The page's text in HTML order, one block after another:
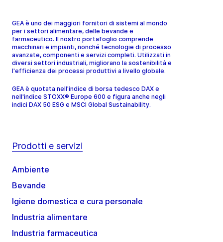
GEA è uno dei maggiori fornitori di sistemi al mondo
per i settori alimentare, delle bevande e
farmaceutico. Il nostro portafoglio comprende
macchinari e impianti, nonché tecnologie di processo
avanzate, componenti e servizi completi. Utilizzati in
diversi settori industriali, migliorano la sostenibilità e
l'efficienza dei processi produttivi a livello globale.
GEA è quotata nell'indice di borsa tedesco DAX e
nell'indice STOXX® Europe 600 e figura anche negli
indici DAX 50 ESG e MSCI Global Sustainability.
Prodotti e servizi
Ambiente
Bevande
Igiene domestica e cura personale
Industria alimentare
Industria farmaceutica